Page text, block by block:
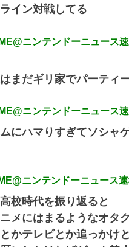
イン対戦してる
ニンテンドーニュース
まだギリ家でパーティ
ニンテンドーニュース
にハマりすぎてソシャ
ニンテンドーニュース
校時代を振り返ると
メにはまるようなオタ
かテレビとか追っかけ